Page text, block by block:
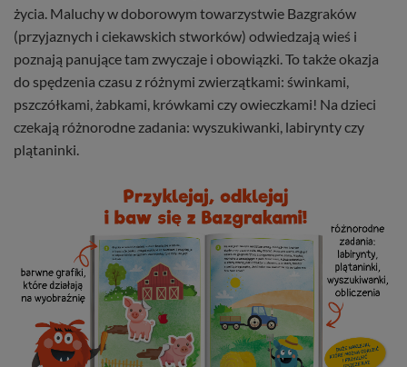
życia. Maluchy w doborowym towarzystwie Bazgraków
(przyjaznych i ciekawskich stworków) odwiedzają wieś i
poznają panujące tam zwyczaje i obowiązki. To także okazja
do spędzenia czasu z różnymi zwierzątkami: świnkami,
pszczółkami, żabkami, krówkami czy owieczkami! Na dzieci
czekają różnorodne zadania: wyszukiwanki, labirynty czy
plątaninki.